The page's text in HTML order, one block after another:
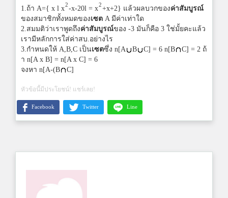
1.ถ้า A={ x l x2-x-20l = x2+x+2} แล้วผลบวกของค่าสัมบูรณ์
ของสมาชิกทั้งหมดของเซต A มีค่าเท่าใด
2.สมมติว่าเราพูดถึงค่าสัมบูรณ์ของ -3 มันก็คือ 3 ใช่มั้ยคะแล้ว
เรามีหลักการใส่ค่าสบ.อย่างไร
3.กำหนดให้ A,B,C เป็นเซตซึ่ง n[A B C] = 6 n[B
C] = 2 ถ้
า n[A x B] = n[A x C] = 6
จงหา n[A-(B
C]
หัวข้อนี้มีประโยชน์! แชร์เลย!
Facebook Twitter Line